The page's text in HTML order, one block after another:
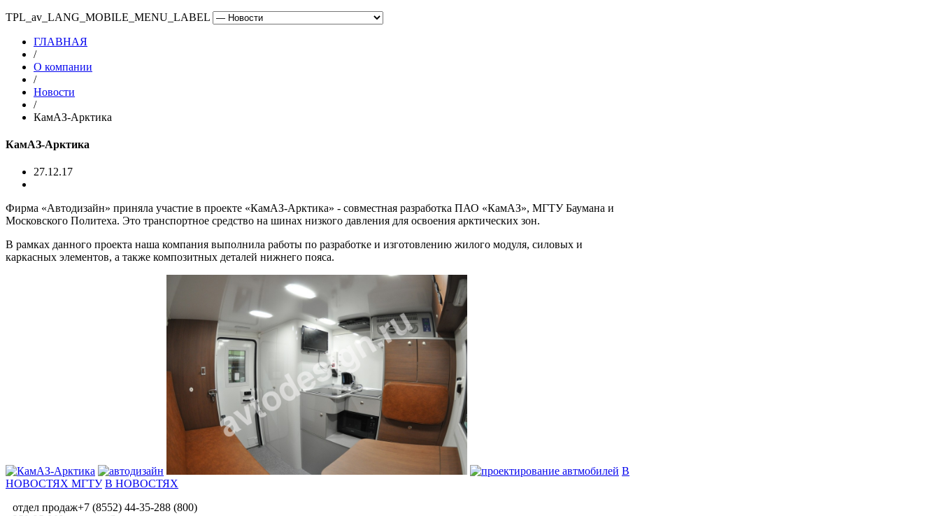
TPL_av_LANG_MOBILE_MENU_LABEL
ГЛАВНАЯ
/
О компании
/
Новости
/
КамАЗ-Арктика
КамАЗ-Арктика
27.12.17
Фирма «Автодизайн» приняла участие в проекте «КамАЗ-Арктика» - совместная разработка ПАО «КамАЗ», МГТУ Баумана и
Московского Политеха. Это транспортное средство на шинах низкого давления для освоения арктических зон.
В рамках данного проекта наша компания выполнила работы по разработке и изготовлению жилого модуля, силовых и
каркасных элементов, а также композитных деталей нижнего пояса.
В
НОВОСТЯХ МГТУ В НОВОСТЯХ
отдел продаж+7 (8552) 44-35-288 (800)